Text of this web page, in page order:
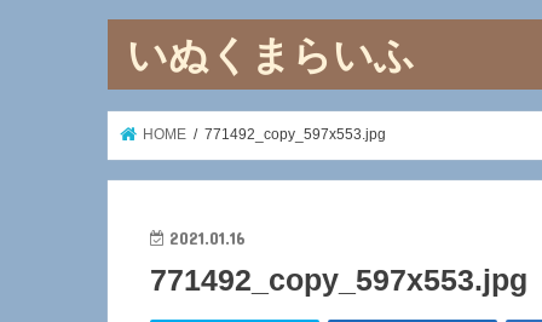
いぬくまらいふ
HOME 771492_copy_597x553.jpg
2021.01.16
771492_copy_597x553.jpg